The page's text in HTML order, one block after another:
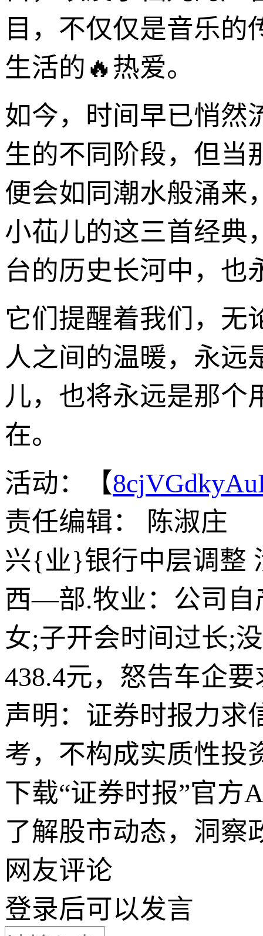
目，不仅仅是音乐
生活的🔥热爱。
如今，时间早已悄然
生的不同阶段，但当
便会如同潮水般涌来
小苮儿的这三首经典
台的历史长河中，也
它们提醒着我们，无
人之间的温暖，永远
儿，也将永远是那个
在。
活动：【
责任编辑： 陈淑庄
兴{业}银行中层调整
西—部.牧业：公司自
女;子开会时间过长;
438.4元，怒告车企
声明：证券时报力求
考，不构成实质性投
下载“证券时报”官方
了解股市动态，洞察
网友评论
登录后可以发言